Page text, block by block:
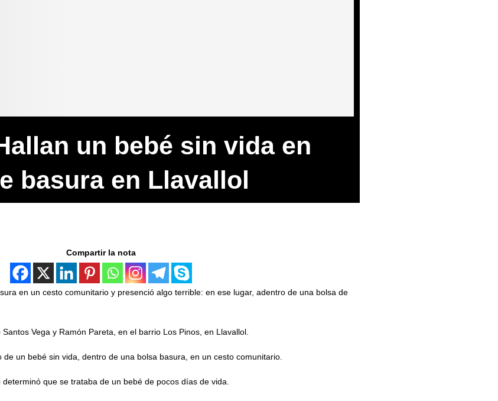
un bebé sin vida en
basura en Llavallol
Compartir la nota
en un cesto comunitario y presenció algo terrible: en ese lugar, adentro de una bolsa de
Vega y Ramón Pareta, en el barrio Los Pinos, en Llavallol.
un bebé sin vida, dentro de una bolsa basura, en un cesto comunitario.
que se trataba de un bebé de pocos días de vida.